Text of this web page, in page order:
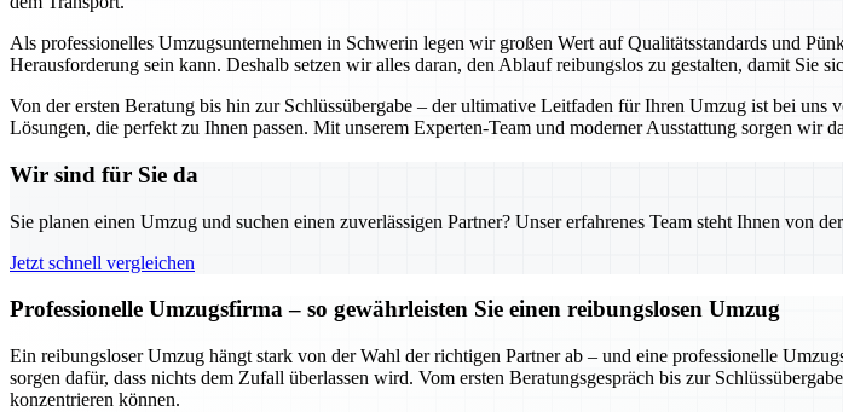
Als professionelles Umzugsunternehmen in Schwerin legen wir großen Wert auf Qualitätsstandards und
Herausforderung sein kann. Deshalb setzen wir alles daran, den Ablauf reibungslos zu gestalten, damit Sie
Von der ersten Beratung bis hin zur Schlüssübergabe – der ultimative Leitfaden für Ihren Umzug ist bei
Lösungen, die perfekt zu Ihnen passen. Mit unserem Experten-Team und moderner Ausstattung sorgen
Wir sind für Sie da
Sie planen einen Umzug und suchen einen zuverlässigen Partner? Unser erfahrenes Team steht Ihnen von
Jetzt schnell vergleichen
Professionelle Umzugsfirma – so gewährleisten Sie einen reibungslosen Umzug
Ein reibungsloser Umzug hängt stark von der Wahl der richtigen Partner ab – und eine professionelle
sorgen dafür, dass nichts dem Zufall überlassen wird. Vom ersten Beratungsgespräch bis zur
konzentrieren können.